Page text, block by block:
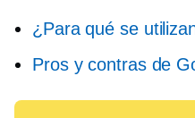
¿Para qué se
Pros y contras de